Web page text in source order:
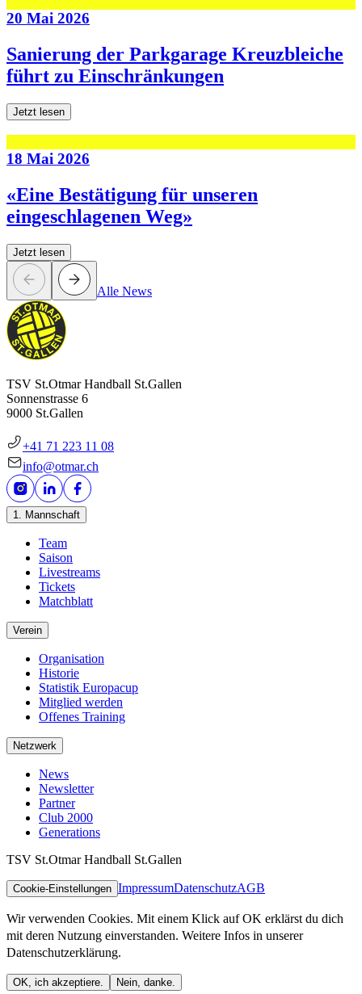
20 Mai 2026
Sanierung der Parkgarage Kreuzbleiche
führt zu Einschränkungen
Jetzt lesen
18 Mai 2026
«Eine Bestätigung für unseren
eingeschlagenen Weg»
Jetzt lesen
Alle News
TSV St.Otmar Handball St.Gallen
Sonnenstrasse 6
9000 St.Gallen
+41 71 223 11 08
info@otmar.ch
1. Mannschaft
Team
Saison
Livestreams
Tickets
Matchblatt
Verein
Organisation
Historie
Statistik Europacup
Mitglied werden
Offenes Training
Netzwerk
News
Newsletter
Partner
Club 2000
Generations
TSV St.Otmar Handball St.Gallen
Cookie-Einstellungen ImpressumDatenschutzAGB
Wir verwenden Cookies. Mit einem Klick auf OK erklärst du dich
mit deren Nutzung einverstanden. Weitere Infos in unserer
Datenschutzerklärung.
OK, ich akzeptiere. Nein, danke.